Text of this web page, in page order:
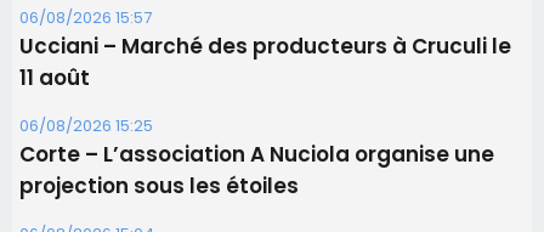
Les brèves